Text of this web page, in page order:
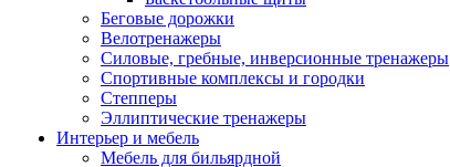
Беговые дорожки
Велотренажеры
Силовые, гребные, инверсионные тренажеры
Спортивные комплексы и городки
Степперы
Эллиптические тренажеры
Интерьер и мебель
Мебель для бильярдной